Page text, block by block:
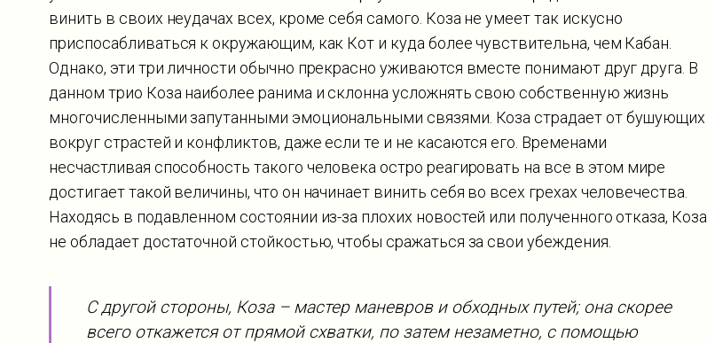
винить в своих неудачах всех, кроме себя самого. Коза не умеет так искусно
приспосабливаться к окружающим, как Кот и куда более чувствительна, чем Кабан.
Однако, эти три личности обычно прекрасно уживаются вместе понимают друг друга. В
данном трио Коза наиболее ранима и склонна усложнять свою собственную жизнь
многочисленными запутанными эмоциональными связями. Коза страдает от бушующих
вокруг страстей и конфликтов, даже если те и не касаются его. Временами
несчастливая способность такого человека остро реагировать на все в этом мире
достигает такой величины, что он начинает винить себя во всех грехах человечества.
Находясь в подавленном состоянии из-за плохих новостей или полученного отказа, Коза
не обладает достаточной стойкостью, чтобы сражаться за свои убеждения.
С другой стороны, Коза – мастер маневров и обходных путей; она скорее
всего откажется от прямой схватки, по затем незаметно, с помощью